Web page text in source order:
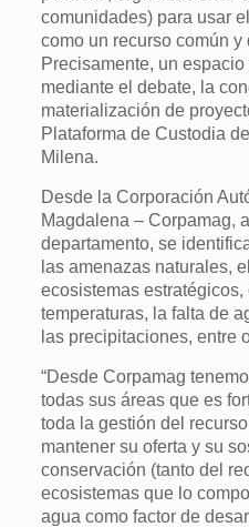
comunidades) para usar
como un recurso común y
Precisamente, un
mediante el debate, la
materialización de
Plataforma de Custodia
Milena.
Desde la Corporación
Magdalena – Corpamag,
departamento, se
las amenazas naturales,
ecosistemas estratégicos,
temperaturas, la falta de
las precipitaciones, entre
“Desde Corpamag
todas sus áreas que es
toda la gestión del
mantener su oferta y su
conservación (tanto del
ecosistemas que lo
agua como factor de